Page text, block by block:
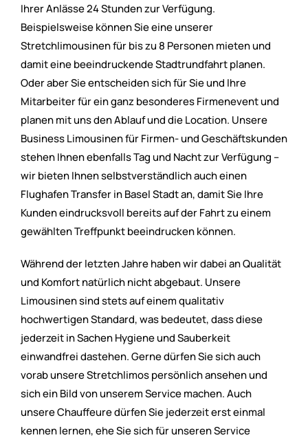
Ihrer Anlässe 24 Stunden zur Verfügung.
Beispielsweise können Sie eine unserer
Stretchlimousinen für bis zu 8 Personen mieten und
damit eine beeindruckende Stadtrundfahrt planen.
Oder aber Sie entscheiden sich für Sie und Ihre
Mitarbeiter für ein ganz besonderes Firmenevent und
planen mit uns den Ablauf und die Location. Unsere
Business Limousinen für Firmen- und Geschäftskunden
stehen Ihnen ebenfalls Tag und Nacht zur Verfügung –
wir bieten Ihnen selbstverständlich auch einen
Flughafen Transfer in Basel Stadt an, damit Sie Ihre
Kunden eindrucksvoll bereits auf der Fahrt zu einem
gewählten Treffpunkt beeindrucken können.
Während der letzten Jahre haben wir dabei an Qualität
und Komfort natürlich nicht abgebaut. Unsere
Limousinen sind stets auf einem qualitativ
hochwertigen Standard, was bedeutet, dass diese
jederzeit in Sachen Hygiene und Sauberkeit
einwandfrei dastehen. Gerne dürfen Sie sich auch
vorab unsere Stretchlimos persönlich ansehen und
sich ein Bild von unserem Service machen. Auch
unsere Chauffeure dürfen Sie jederzeit erst einmal
kennen lernen, ehe Sie sich für unseren Service